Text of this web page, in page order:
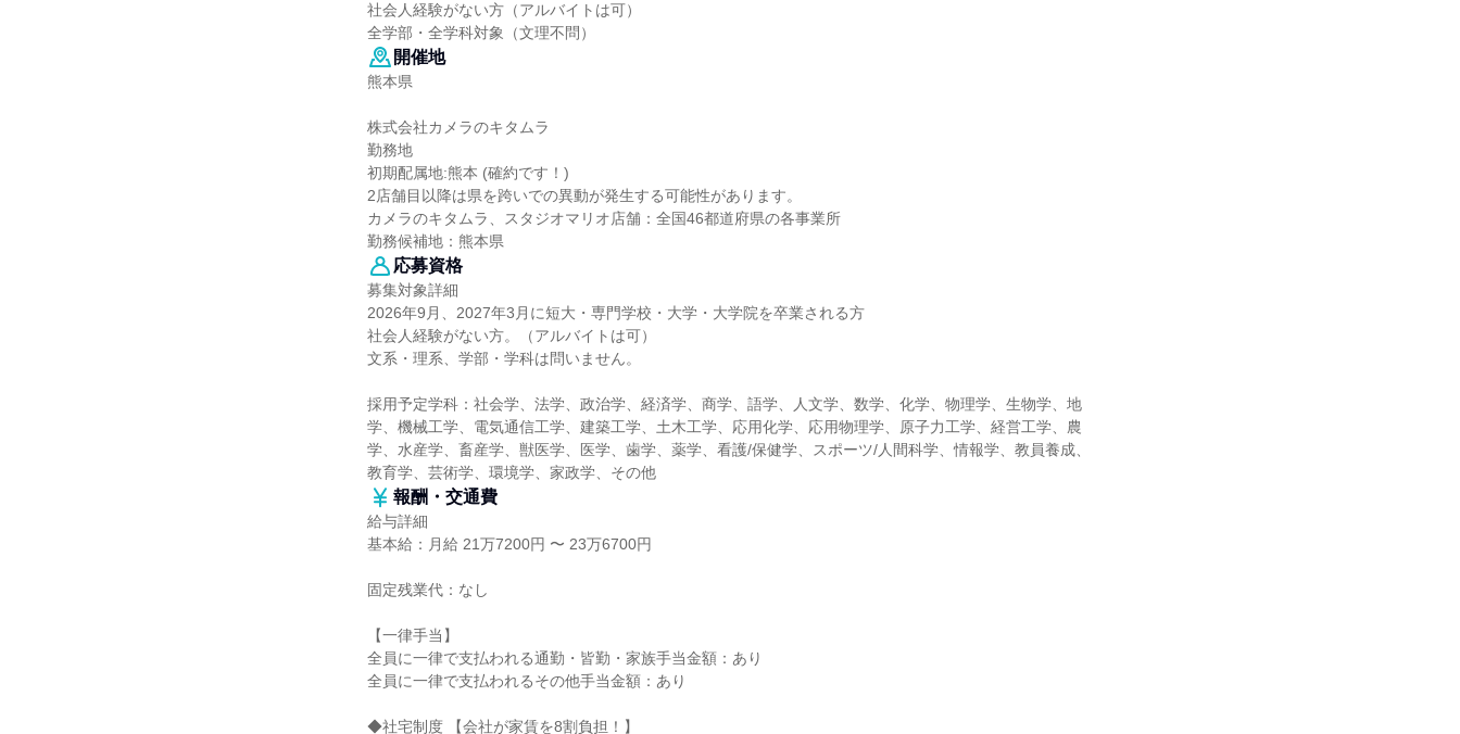
社会人経験がない方（アルバイトは可）
全学部・全学科対象（文理不問）
開催地
熊本県
株式会社カメラのキタムラ
勤務地
初期配属地:熊本 (確約です！)
2店舗目以降は県を跨いでの異動が発生する可能性があります。
カメラのキタムラ、スタジオマリオ店舗：全国46都道府県の各事業所
勤務候補地：熊本県
応募資格
募集対象詳細
2026年9月、2027年3月に短大・専門学校・大学・大学院を卒業される方
社会人経験がない方。（アルバイトは可）
文系・理系、学部・学科は問いません。
採用予定学科：社会学、法学、政治学、経済学、商学、語学、人文学、数学、化学、物理学、生物学、地
学、機械工学、電気通信工学、建築工学、土木工学、応用化学、応用物理学、原子力工学、経営工学、農
学、水産学、畜産学、獣医学、医学、歯学、薬学、看護/保健学、スポーツ/人間科学、情報学、教員養成、
教育学、芸術学、環境学、家政学、その他
報酬・交通費
給与詳細
基本給：月給 21万7200円 〜 23万6700円
固定残業代：なし
【一律手当】
全員に一律で支払われる通勤・皆勤・家族手当金額：あり
全員に一律で支払われるその他手当金額：あり
◆社宅制度 【会社が家賃を8割負担！】